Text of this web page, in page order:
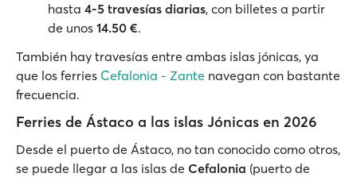
hasta 4-5 travesías diarias, con billetes a partir
de unos 14.50 €.
También hay travesías entre ambas islas jónicas, ya
que los ferries Cefalonia - Zante navegan con bastante
frecuencia.
Ferries de Ástaco a las islas Jónicas en 2026
Desde el puerto de Ástaco, no tan conocido como otros,
se puede llegar a las islas de Cefalonia (puerto de